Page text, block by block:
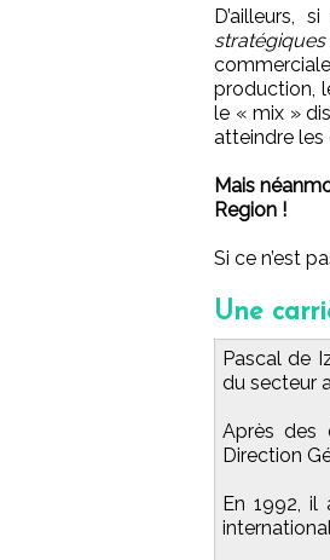
D’ailleurs,
stratégiques
production,
le « mix »
atteindre les
Mais
Region !
Si ce n’est
Une
Pascal de
du secteur
Après des
Direction
En 1992, il